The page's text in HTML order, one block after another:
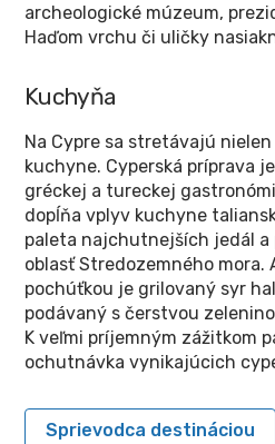
archeologické múzeum,
Haďom vrchu či uličky
Kuchyňa
Na Cypre sa stretávajú
kuchyne. Cyperská príprava
gréckej a tureckej
dopĺňa vplyv kuchyne
paleta najchutnejších jedál
oblasť Stredozemného mora.
pochúťkou je grilovaný syr
podávaný s čerstvou
K veľmi príjemným zážitkom
ochutnávka vynikajúcich
Sprievodca destináciou